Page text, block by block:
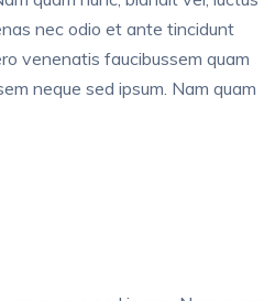
nec odio et ante tincidunt
venenatis faucibussem quam
neque sed ipsum. Nam quam